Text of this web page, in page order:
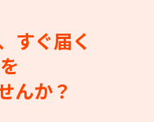
すぐ届く
んか？